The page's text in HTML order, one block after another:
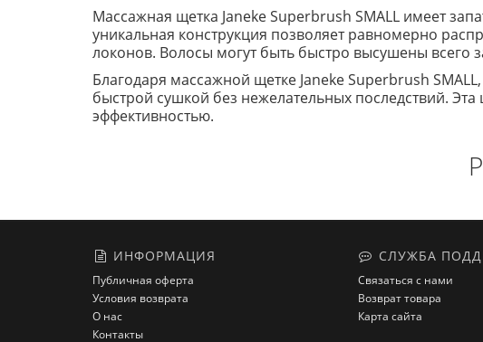
Массажная щетка Janeke Superbrush SMALL имеет
уникальная конструкция позволяет равномерно
локонов. Волосы могут быть быстро высушены всего
Благодаря массажной щетке Janeke Superbrush
быстрой сушкой без нежелательных последствий.
эффективностью.
ИНФОРМАЦИЯ
Публичная оферта
Условия возврата
О нас
Контакты
СЛУЖБА
Связаться с нами
Возврат товара
Карта сайта